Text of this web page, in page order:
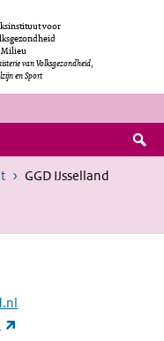
voor
Milieu
van Volksgezondheid,
en Sport
GGD IJsselland